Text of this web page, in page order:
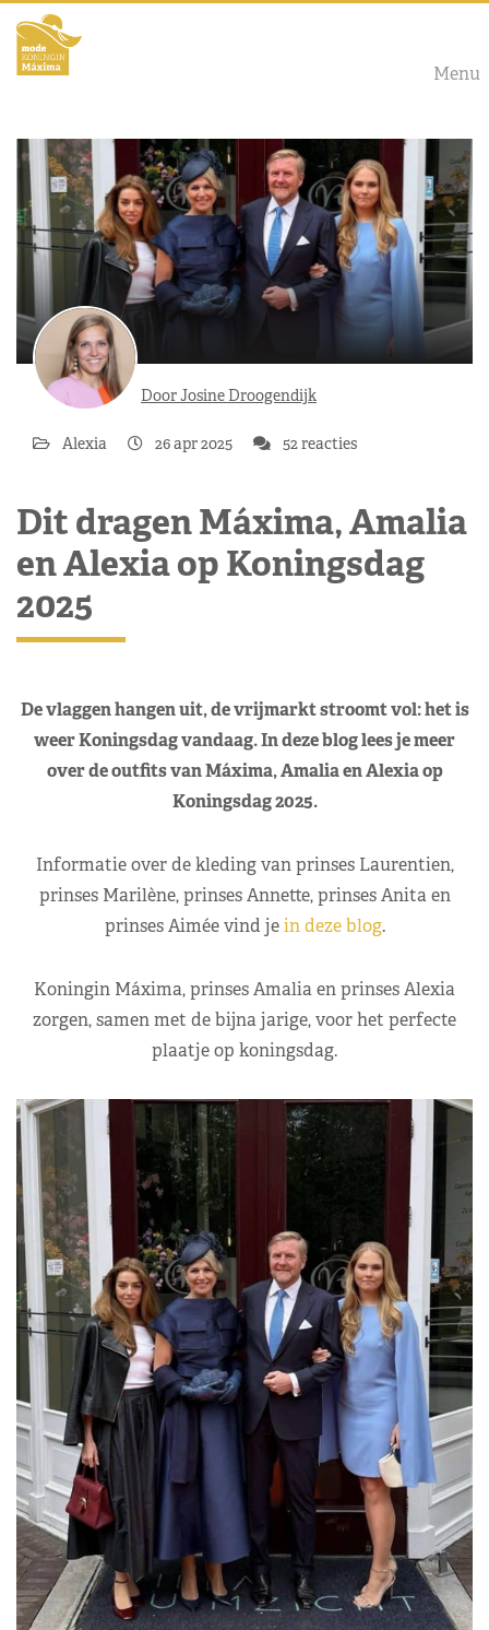
Menu
Door Josine Droogendijk
Alexia 26 apr 2025 52 reacties
Dit dragen Máxima, Amalia
en Alexia op Koningsdag
2025
De vlaggen hangen uit, de vrijmarkt stroomt vol: het is
weer Koningsdag vandaag. In deze blog lees je meer
over de outfits van Máxima, Amalia en Alexia op
Koningsdag 2025.
Informatie over de kleding van prinses Laurentien,
prinses Marilène, prinses Annette, prinses Anita en
prinses Aimée vind jein deze blog.
Koningin Máxima, prinses Amalia en prinses Alexia
zorgen, samen met de bijna jarige, voor het perfecte
plaatje op koningsdag.